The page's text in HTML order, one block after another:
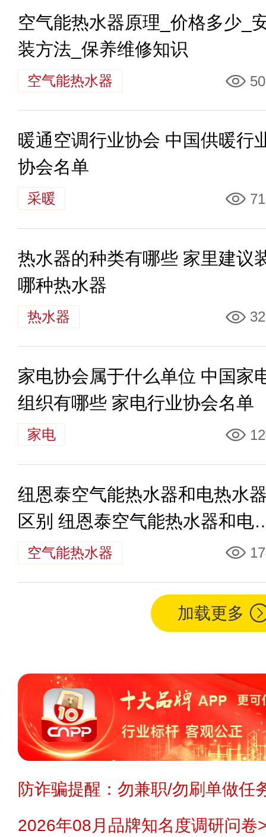
空气能热水器原理_价格多少_
装方法_保养维修知识
空气能热水器
暖通空调行业协会 中国供暖行
协会名单
采暖
热水器的种类有哪些 家里建议
哪种热水器
热水器
家电协会属于什么单位 中国家
组织有哪些 家电行业协会名单
家电
纽恩泰空气能热水器和电热水
区别 纽恩泰空气能热水器和电
水器哪个好
空气能热水器
加载更多
防诈骗提醒：勿兼职/勿刷单做任
2026年08月品牌知名度调研问卷